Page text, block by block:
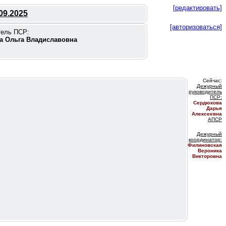
[редактировать]
ПСР:
Ольга Владиславовна
[авторизоваться]
Сейчас:
Дежурный
руководитель
ПСР:
Сердюкова
Дарья
Алексеевна
АПСР
Дежурный
координатор:
Филиновская
Вероника
Викторовна